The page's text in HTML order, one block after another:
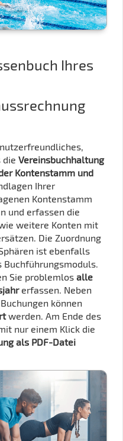
Ihres
die Vereinsbuchhaltung
Kontenstamm und
Ihrer
Kontenstamm
und erfassen die
weitere Konten mit
Die Zuordnung
ist ebenfalls
Sie problemlos alle
erfassen. Neben
können
werden. Am Ende des
nur einem Klick die
als PDF-Datei